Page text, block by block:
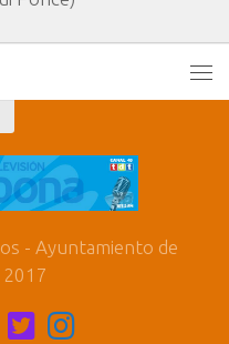
- Ayuntamiento de
2017